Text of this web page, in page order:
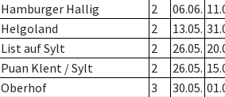
Hamburger Hallig 2 06.06.
Helgoland 2 13.05.
List auf Sylt 2 26.05.
Puan Klent / Sylt 2 26.05.
Oberhof 3 30.05.